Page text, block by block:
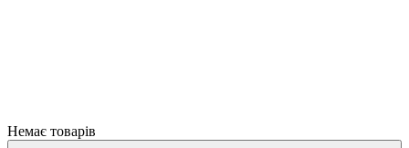
Немає товарів